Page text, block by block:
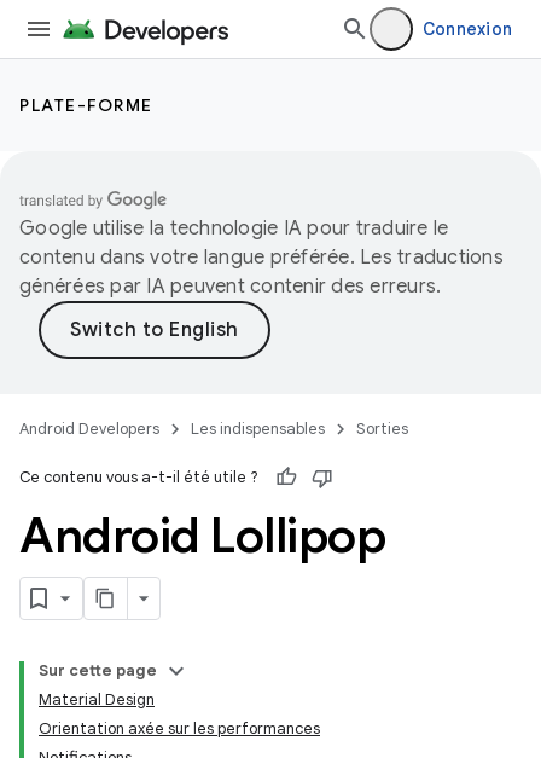
Connexion
PLATE-FORME
Google utilise la technologie IA pour traduire le
contenu dans votre langue préférée. Les traductions
générées par IA peuvent contenir des erreurs.
Android Developers Les indispensables Sorties
Ce contenu vous a-t-il été utile ?
Android Lollipop
Sur cette page
Material Design
Orientation axée sur les performances